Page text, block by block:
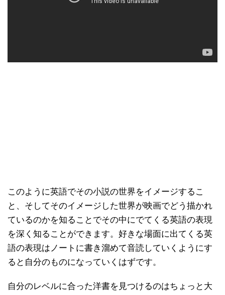
このように英語でその小説の世界をイメージするこ
と、そしてそのイメージした世界が映画でどう描かれ
ているのかを知ることでその中にでてくる英語の表現
を深く知ることができます。好きな場面に出てくる英
語の表現はノートに書き溜めて音読していくようにす
ると自分のものになっていくはずです。
自分のレベルに合った洋書を見つけるのはちょっと大